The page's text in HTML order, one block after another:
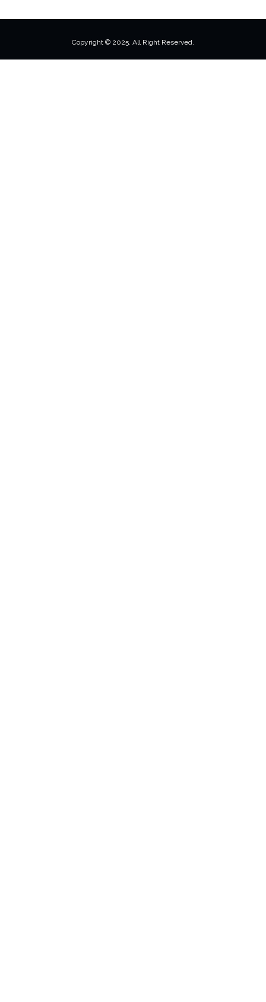
Copyright © 2025. All Right Reserved.